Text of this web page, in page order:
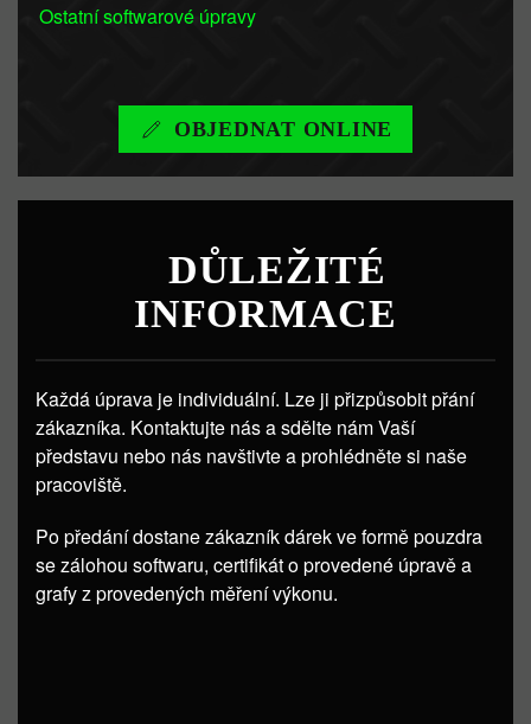
Ostatní softwarové úpravy
OBJEDNAT ONLINE
DŮLEŽITÉ
INFORMACE
Každá úprava je individuální. Lze ji přizpůsobit přání
zákazníka. Kontaktujte nás a sdělte nám Vaší
představu nebo nás navštivte a prohlédněte si naše
pracoviště.
Po předání dostane zákazník dárek ve formě pouzdra
se zálohou softwaru, certifikát o provedené úpravě a
grafy z provedených měření výkonu.